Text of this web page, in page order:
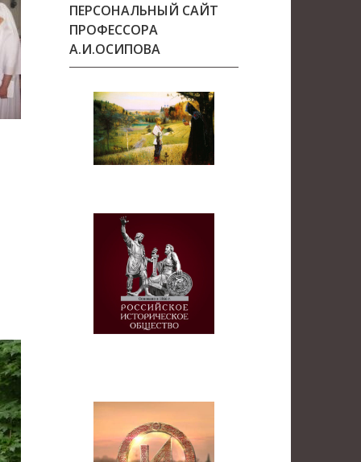
ПЕРСОНАЛЬНЫЙ САЙТ
ПРОФЕССОРА
А.И.ОСИПОВА